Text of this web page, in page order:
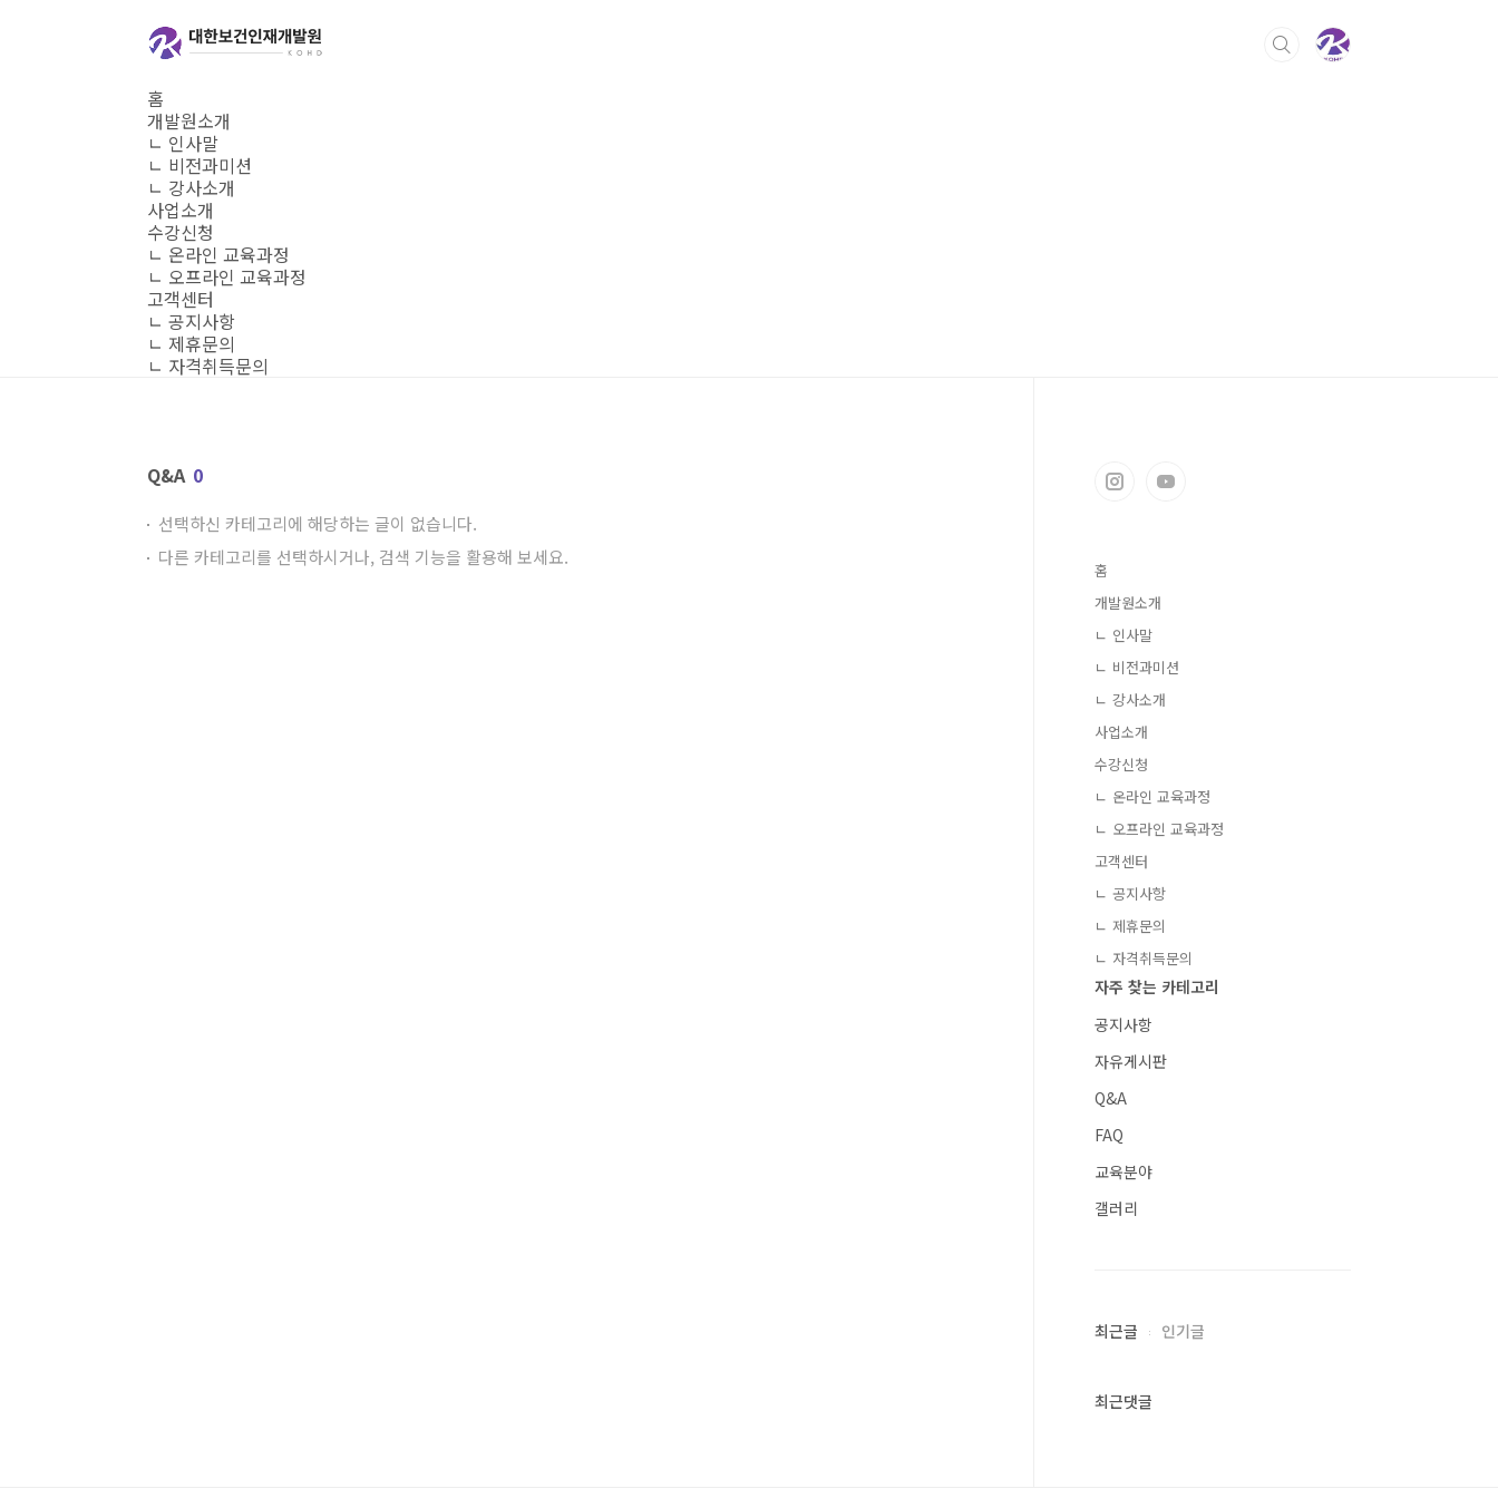
홈
개발원소개
ㄴ 인사말
ㄴ 비전과미션
ㄴ 강사소개
사업소개
수강신청
ㄴ 온라인 교육과정
ㄴ 오프라인 교육과정
고객센터
ㄴ 공지사항
ㄴ 제휴문의
ㄴ 자격취득문의
Q&A 0
선택하신 카테고리에 해당하는 글이 없습니다.
다른 카테고리를 선택하시거나, 검색 기능을 활용해 보세요.
홈
개발원소개
ㄴ 인사말
ㄴ 비전과미션
ㄴ 강사소개
사업소개
수강신청
ㄴ 온라인 교육과정
ㄴ 오프라인 교육과정
고객센터
ㄴ 공지사항
ㄴ 제휴문의
ㄴ 자격취득문의
자주 찾는 카테고리
공지사항
자유게시판
Q&A
FAQ
교육분야
갤러리
최근글 인기글
최근댓글